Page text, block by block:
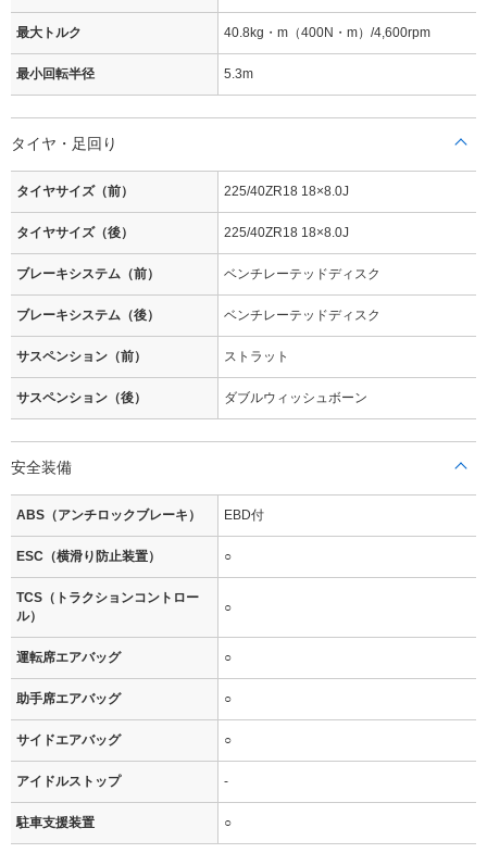
最大トルク 40.8kg・m（400N・m）/4,600rpm
最小回転半径 5.3m
タイヤ・足回り
タイヤサイズ（前） 225/40ZR18 18×8.0J
タイヤサイズ（後） 225/40ZR18 18×8.0J
ブレーキシステム（前） ベンチレーテッドディスク
ブレーキシステム（後） ベンチレーテッドディスク
サスペンション（前） ストラット
サスペンション（後） ダブルウィッシュボーン
安全装備
ABS（アンチロックブレーキ） EBD付
ESC（横滑り防止装置） ○
TCS（トラクションコントロー
ル）
○
運転席エアバッグ ○
助手席エアバッグ ○
サイドエアバッグ ○
アイドルストップ -
駐車支援装置 ○